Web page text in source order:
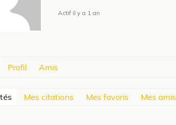
Actif il y a 1 an
Profil Amis
Mes citations Mes favoris Mes amis